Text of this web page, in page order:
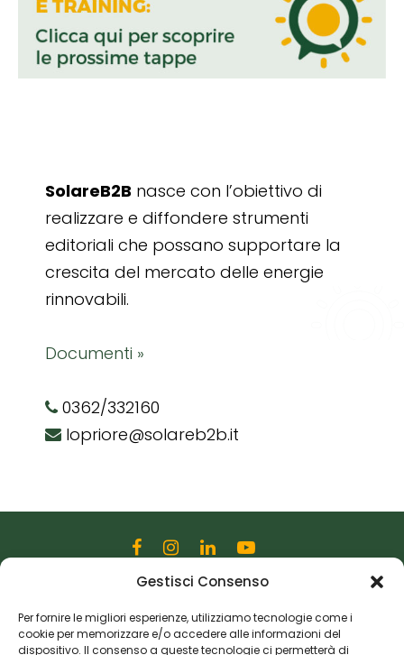
Gestisci Consenso
Per fornire le migliori esperienze, utilizziamo tecnologie come i
cookie per memorizzare e/o accedere alle informazioni del
dispositivo. Il consenso a queste tecnologie ci permetterà di
SolareB2B nasce con l’obiettivo di
realizzare e diffondere strumenti
editoriali che possano supportare la
crescita del mercato delle energie
rinnovabili.
Documenti »
0362/332160
lopriore@solareb2b.it
Via Martiri della Libertà, 28
20833 Giussano (MB)